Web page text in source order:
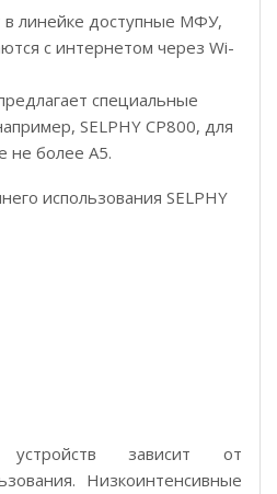
линейке доступные МФУ,
с интернетом через Wi-
специальные
SELPHY CP800, для
не более A5.
зависит от
Низкоинтенсивные